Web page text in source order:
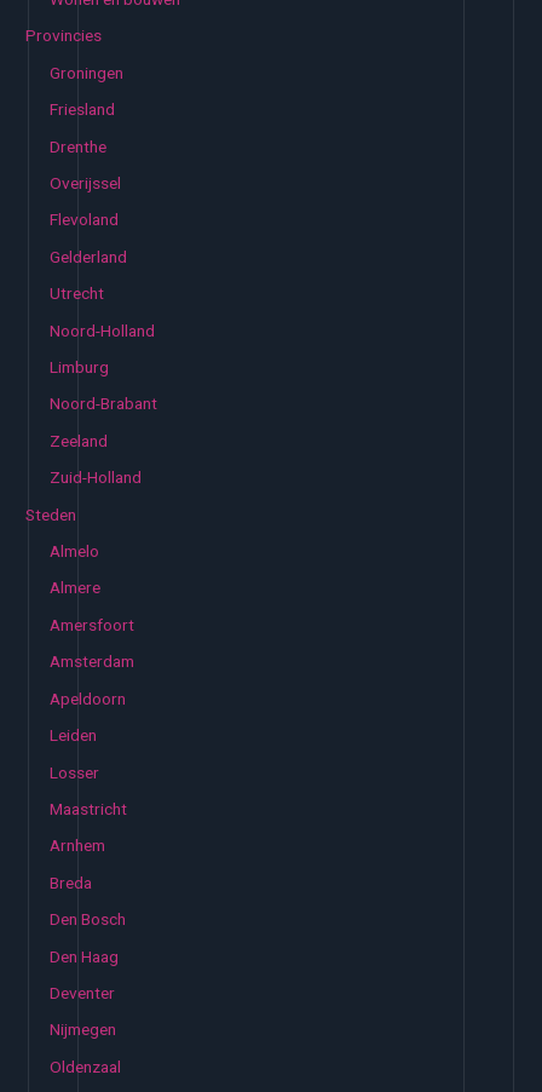
Provincies
Groningen
Friesland
Drenthe
Overijssel
Flevoland
Gelderland
Utrecht
Noord-Holland
Limburg
Noord-Brabant
Zeeland
Zuid-Holland
Steden
Almelo
Almere
Amersfoort
Amsterdam
Apeldoorn
Leiden
Losser
Maastricht
Arnhem
Breda
Den Bosch
Den Haag
Deventer
Nijmegen
Oldenzaal